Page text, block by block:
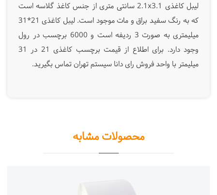
لیبل کاغذی 2.1x3.1 سانتی متری از جنس کاغذ گلاسه است
که به رنگ سفید براق و مات موجود است. لیبل کاغذی 21*31
میلیمتری به صورت 3 ردیفه است و 6000 برچسب در رول
وجود دارد. برای اطلاع از قیمت برچسب کاغذی 21 در 31
میلیمتر با واحد فروش رای دانا سیستم تهران تماس بگیرید.
محصولات مشابه